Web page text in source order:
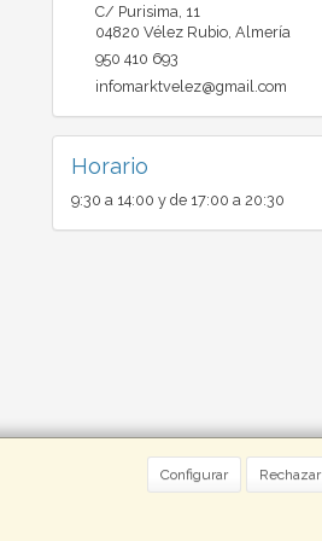
Configurar Rechazar
C/ Purisima, 11
04820 Vélez Rubio, Almería
950 410 693
infomarktvelez@gmail.com
Horario
9:30 a 14:00 y de 17:00 a 20:30